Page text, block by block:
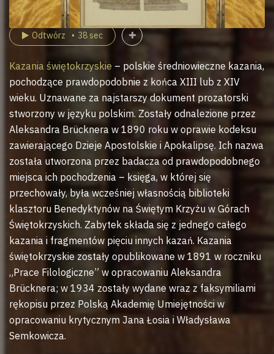
Odtwórz 38 sec
Kazania świętokrzyskie – polskie średniowieczne kazania,
pochodzące prawdopodobnie z końca XIII lub z XIV
wieku. Uznawane za najstarszy dokument prozatorski
stworzony w języku polskim. Zostały odnalezione przez
Aleksandra Brücknera w 1890 roku w oprawie kodeksu
zawierającego Dzieje Apostolskie i Apokalipsę. Ich nazwa
została utworzona przez badacza od prawdopodobnego
miejsca ich pochodzenia – księga, w której się
przechowały, była wcześniej własnością biblioteki
klasztoru Benedyktynów na Świętym Krzyżu w Górach
Świętokrzyskich. Zabytek składa się z jednego całego
kazania i fragmentów pięciu innych kazań. Kazania
świętokrzyskie zostały opublikowane w 1891 w roczniku
„Prace Filologiczne” w opracowaniu Aleksandra
Brücknera; w 1934 zostały wydane wraz z faksymiliami
rękopisu przez Polską Akademię Umiejętności w
opracowaniu krytycznym Jana Łosia i Władysława
Semkowicza.